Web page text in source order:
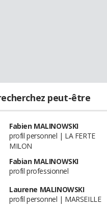
peut-être
Fabien MALINOWSKI
profil personnel | LA FERTE
MILON
Fabian MALINOWSKI
profil professionnel
Laurene MALINOWSKI
profil personnel | MARSEILLE